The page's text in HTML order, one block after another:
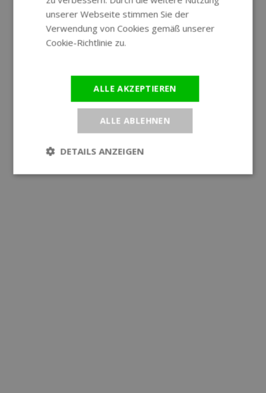
unserer Webseite stimmen Sie der
Verwendung von Cookies gemäß unserer
Cookie-Richtlinie zu.
ALLE AKZEPTIEREN
ALLE ABLEHNEN
DETAILS ANZEIGEN